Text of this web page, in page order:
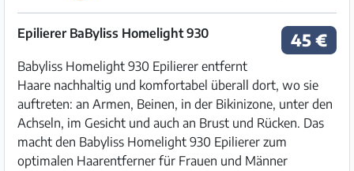
45 €
Epilierer BaByliss Homelight 930
Babyliss Homelight 930 Epilierer entfernt
Haare nachhaltig und komfortabel überall dort, wo sie
auftreten: an Armen, Beinen, in der Bikinizone, unter den
Achseln, im Gesicht und auch an Brust und Rücken. Das
macht den Babyliss Homelight 930 Epilierer zum
optimalen Haarentferner für Frauen und Männer